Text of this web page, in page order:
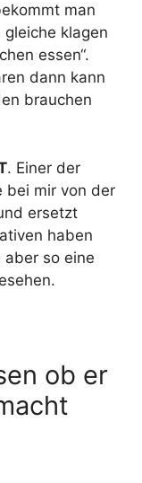
man
klagen
essen“.
dann kann
brauchen
. Einer der
bei mir von der
ersetzt
haben
so eine
ob er